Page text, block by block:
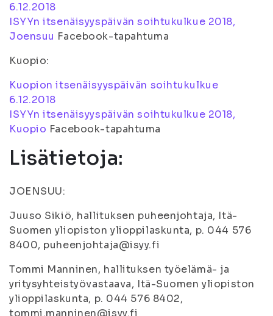
6.12.2018
ISYYn itsenäisyyspäivän soihtukulkue 2018,
Joensuu Facebook-tapahtuma
Kuopio:
Kuopion itsenäisyyspäivän soihtukulkue
6.12.2018
ISYYn itsenäisyyspäivän soihtukulkue 2018,
Kuopio Facebook-tapahtuma
Lisätietoja:
JOENSUU:
Juuso Sikiö, hallituksen puheenjohtaja, Itä-
Suomen yliopiston ylioppilaskunta, p. 044 576
8400, puheenjohtaja@isyy.fi
Tommi Manninen, hallituksen työelämä- ja
yritysyhteistyövastaava, Itä-Suomen yliopiston
ylioppilaskunta, p. 044 576 8402,
tommi.manninen@isyy.fi